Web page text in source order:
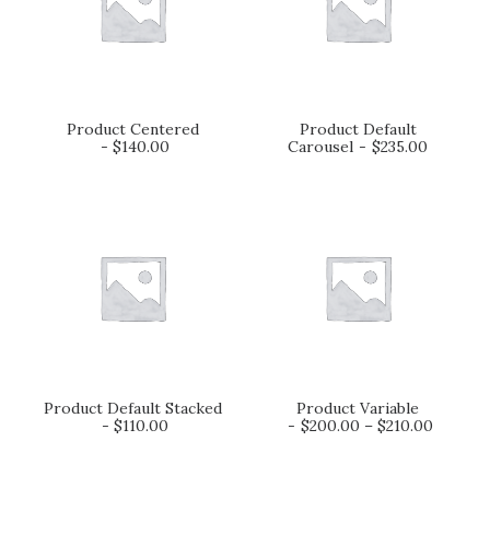
AJOUTER AU PANIER
Product Centered
$140.00 AJOUTER AU PANIER
Product Default
Carousel
$235.00
AJOUTER AU PANIER
Product Default Stacked
$110.00 CHOIX DES OPTIONS
Product Variable
$200.00 – $210.00